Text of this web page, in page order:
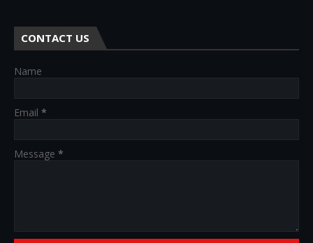
CONTACT US
Name
Email *
Message *